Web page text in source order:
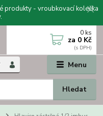
produkty - vroubkovací kolečka
Menu
Hledat
0 ks
za 0 Kč